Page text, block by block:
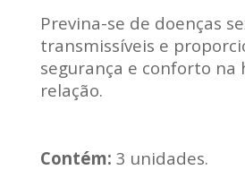
Previna-se de doenças
transmissíveis e
segurança e conforto na
relação.
Contém: 3 unidades.